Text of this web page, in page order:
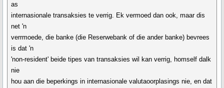
as
internasionale transaksies te verrig. Ek vermoed dan ook, maar dis
net 'n
verrmoede, die banke (die Reserwebank of die ander banke) bevrees
is dat 'n
'non-resident' beide tipes van transaksies wil kan verrig, homself dalk
nie
hou aan die beperkings in internasionale valutaoorplasings nie, en dat